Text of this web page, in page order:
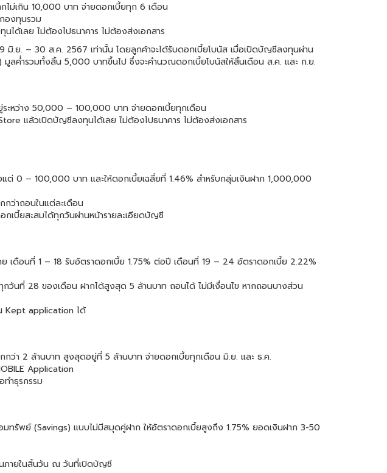
ม่เกิน 10,000 บาท จ่ายดอกเบี้ยทุก 6 เดือน
องทุนรวม
ด้เลย ไม่ต้องไปธนาคาร ไม่ต้องส่งเอกสาร
.ย. – 30 ส.ค. 2567 เท่านั้น โดยลูกค้าจะได้รับดอกเบี้ยโบนัส เมื่อเปิดบัญชีลงทุนผ่าน
มูลค่ำรวมทั้งสิ้น 5,000 บาทขึ้นไป ซึ่งจะคำนวณดอกเบี้ยโบนัสให้สิ้นเดือน ส.ค. และ ก.ย.
หว่าง 50,000 – 100,000 บาท จ่ายดอกเบี้ยทุกเดือน
แล้วเปิดบัญชีลงทุนได้เลย ไม่ต้องไปธนาคาร ไม่ต้องส่งเอกสาร
– 100,000 บาท และให้ดอกเบี้ยเฉลี่ยที่ 1.46% สำหรับกลุ่มเงินฝาก 1,000,000
ว่าถอนในแต่ละเดือน
เบี้ยสะสมได้ทุกวันผ่านหน้ารายละเอียดบัญชี
ดือนที่ 1 – 18 รับอัตราดอกเบี้ย 1.75% ต่อปี เดือนที่ 19 – 24 อัตราดอกเบี้ย 2.22%
นที่ 28 ของเดือน ฝากได้สูงสุด 5 ล้านบาท ถอนได้ ไม่มีเงื่อนไข หากถอนบางส่วน
Kept application ได้
ว่า 2 ล้านบาท สูงสุดอยู่ที่ 5 ล้านบาท จ่ายดอกเบี้ยทุกเดือน มิ.ย. และ ธ.ค.
Application
ำธุรกรรม
รัพย์ (Savings) แบบไม่มีสมุดคู่ฝาก ให้อัตราดอกเบี้ยสูงถึง 1.75% ยอดเงินฝาก 3-50
ภายในสิ้นวัน ณ วันที่เปิดบัญชี